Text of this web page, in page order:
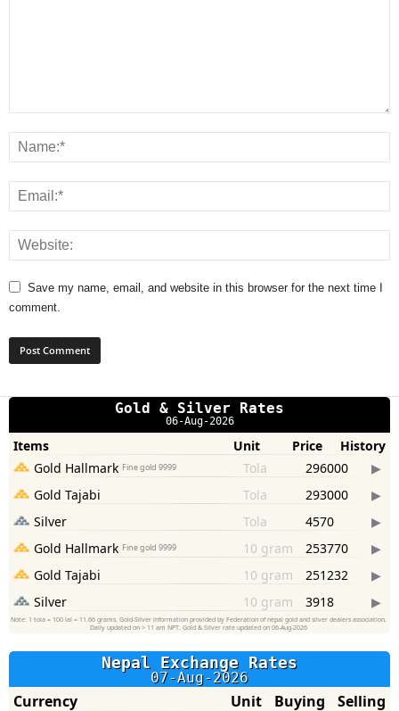
Save my name, email, and website in this browser for the next time I
comment.